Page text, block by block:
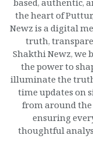
based, authentic,
the heart of
Newz is a digital
truth,
Shakthi Newz, we
the power to
illuminate the
time updates on
from around the
ensuring
thoughtful